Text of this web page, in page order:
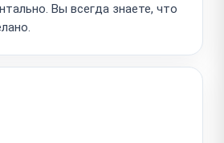
Вы всегда знаете, что